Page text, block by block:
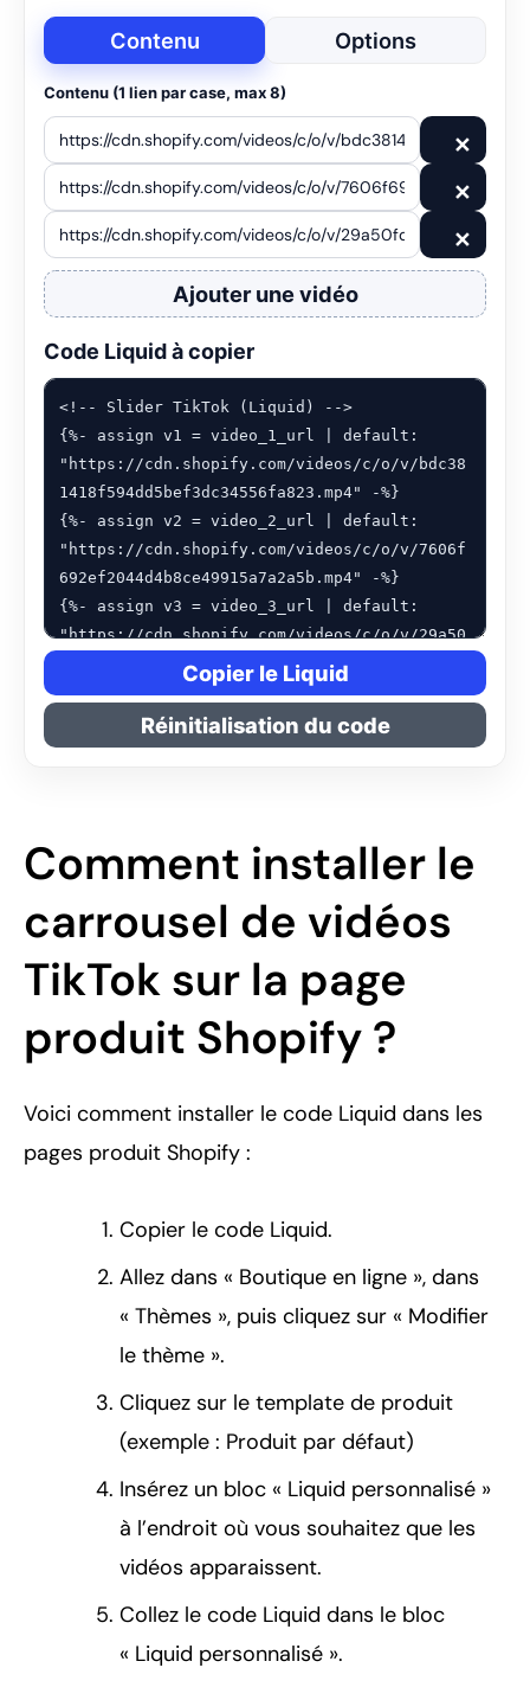
Contenu Options
Contenu (1 lien par case, max 8)
✕
✕
✕
Ajouter une vidéo
Code Liquid à copier
Copier le Liquid
Réinitialisation du code
Comment installer le
carrousel de vidéos
TikTok sur la page
produit Shopify ?
Voici comment installer le code Liquid dans les
pages produit Shopify :
Copier le code Liquid.
Allez dans « Boutique en ligne », dans
« Thèmes », puis cliquez sur « Modifier
le thème ».
Cliquez sur le template de produit
(exemple : Produit par défaut)
Insérez un bloc « Liquid personnalisé »
à l’endroit où vous souhaitez que les
vidéos apparaissent.
Collez le code Liquid dans le bloc
« Liquid personnalisé ».